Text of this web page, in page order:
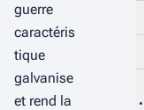
guerre
caractéris
tique
galvanise
et rend la